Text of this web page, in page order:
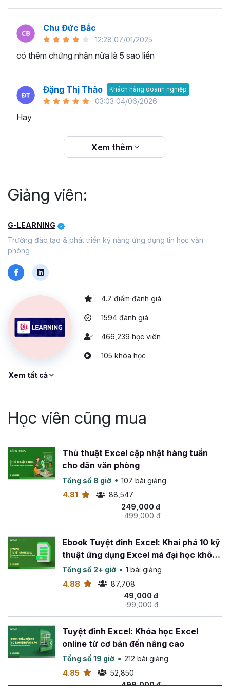
Chu Đức Bắc
12:28 07/01/2025
có thêm chứng nhận nữa là 5 sao liền
Đặng Thị Thảo Khách hàng doanh nghiệp
03:03 04/06/2026
Hay
Xem thêm
Giảng viên:
G-LEARNING
Trường đào tạo & phát triển kỹ năng ứng dụng tin học văn
phòng
4.7 điểm đánh giá
1594 đánh giá
466,239 học viên
105 khóa học
Xem tất cả
Học viên cũng mua
Thủ thuật Excel cập nhật hàng tuần
cho dân văn phòng
Tổng số 8 giờ
107 bài giảng
4.81
88,547
249,000 đ
499,000 đ
Ebook Tuyệt đỉnh Excel: Khai phá 10 kỹ
thuật ứng dụng Excel mà đại học không
dạy bạn
Tổng số 2+ giờ
1 bài giảng
4.88
87,708
49,000 đ
99,000 đ
Tuyệt đỉnh Excel: Khóa học Excel
online từ cơ bản đến nâng cao
Tổng số 19 giờ
212 bài giảng
4.85
52,850
499,000 đ